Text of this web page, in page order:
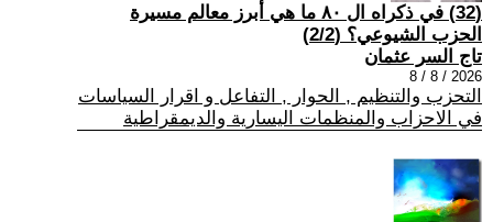
(32) في ذكراه ال ٨٠ ما هي أبرز معالم مسيرة
الحزب الشيوعي؟ (2/2)
تاج السر عثمان
2026 / 8 / 8
التحزب والتنظيم , الحوار , التفاعل و اقرار السياسات
في الاحزاب والمنظمات اليسارية والديمقراطية